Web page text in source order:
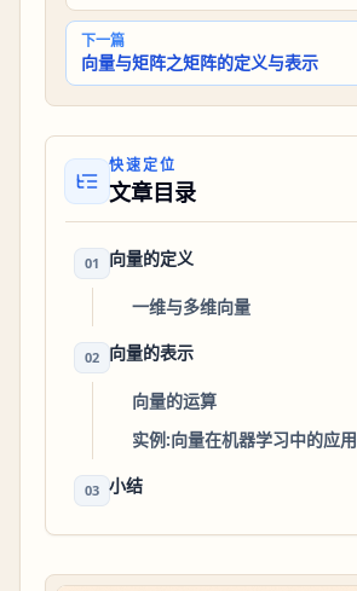
下一篇
向量与矩阵之矩阵的定义与表示
快速定位
文章目录
01 向量的定义
一维与多维向量
02 向量的表示
向量的运算
实例:向量在机器学习中的应用
03 小结